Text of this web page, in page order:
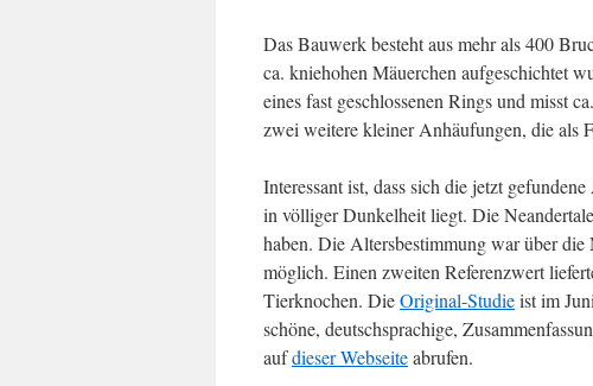
Das Bauwerk besteht aus mehr als 400
ca. kniehohen Mäuerchen aufgeschichtet
eines fast geschlossenen Rings und misst
zwei weitere kleiner Anhäufungen, die als
Interessant ist, dass sich die jetzt
in völliger Dunkelheit liegt. Die
haben. Die Altersbestimmung war über
möglich. Einen zweiten Referenzwert
Tierknochen. DieOriginal-Studieist im
schöne, deutschsprachige,
aufdieser Webseiteabrufen.